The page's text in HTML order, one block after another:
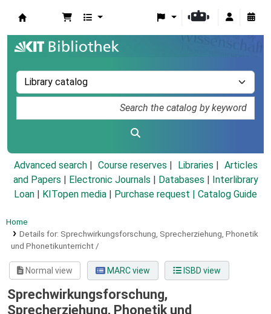
Advanced search Course reserves Libraries
Articles
and Papers
Electronic Journals Databases
Interlibrary
Loan
KITopen media Purchase request | Catalog Guide
Home
Details for: Sprechwirkungsforschung, Sprecherziehung, Phonetik
und Phonetikunterricht /
Normal view MARC view ISBD view
Sprechwirkungsforschung,
Sprecherziehung, Phonetik und